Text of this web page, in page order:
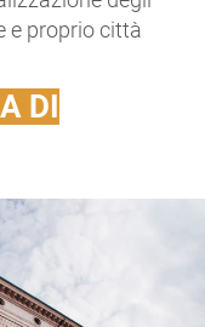
e proprio città
DI